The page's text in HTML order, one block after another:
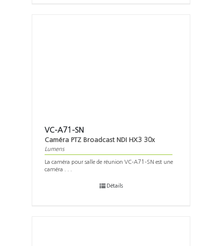
VC-A71-SN
Caméra PTZ Broadcast NDI HX3 30x
Lumens
La caméra pour salle de réunion VC-A71-SN est une
caméra . . .
Détails